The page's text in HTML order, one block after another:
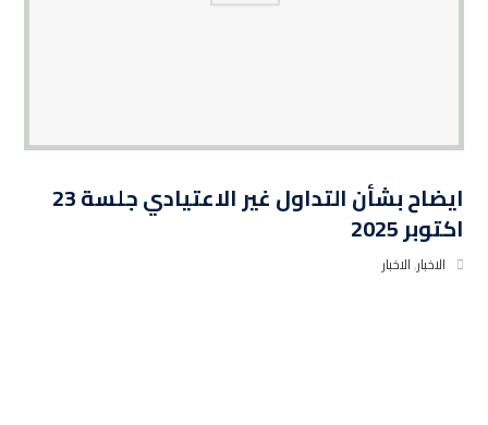
ايضاح بشأن التداول غير الاعتيادي جلسة 23
اكتوبر 2025
الاخبار,الاخبار